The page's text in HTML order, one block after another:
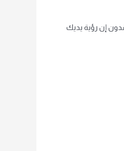
إن رؤية يديك